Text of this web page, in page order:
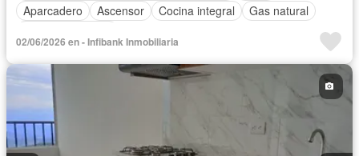
Aparcadero
Ascensor Cocina integral
Gas natural
02/06/2026 en - Infibank Inmobiliaria